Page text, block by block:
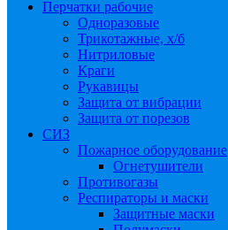
Перчатки рабочие
Одноразовые
Трикотажные, х/б
Нитриловые
Краги
Рукавицы
Защита от вибрации
Защита от порезов
СИЗ
Пожарное оборудование
Огнетушители
Противогазы
Респираторы и маски
Защитные маски